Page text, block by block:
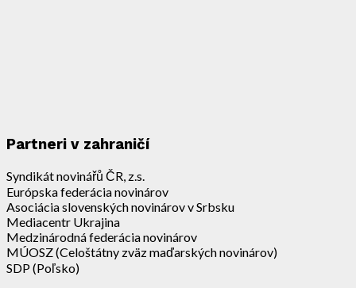
Partneri v zahraničí
Syndikát novinářů ČR, z.s.
Európska federácia novinárov
Asociácia slovenských novinárov v Srbsku
Mediacentr Ukrajina
Medzinárodná federácia novinárov
MÚOSZ (Celoštátny zväz maďarských novinárov)
SDP (Poľsko)